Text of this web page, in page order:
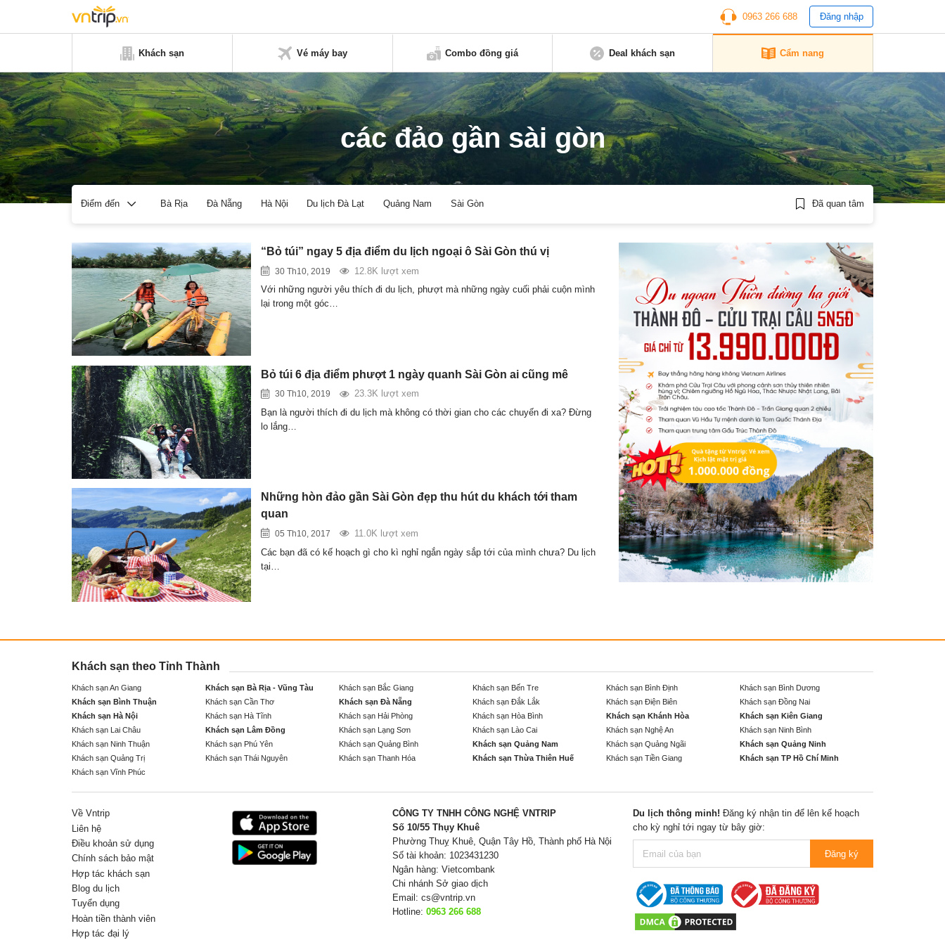
0963 266 688 Đăng nhập
Khách sạn Vé máy bay Combo đồng giá Deal khách sạn Cẩm nang
các đảo gần sài gòn
Điểm đến Bà Rịa Đà Nẵng Hà Nội Du lịch Đà Lạt Quảng Nam Sài Gòn Đã quan tâm
“Bỏ túi” ngay 5 địa điểm du lịch ngoại ô Sài Gòn thú vị
30 Th10, 2019
12.8K lượt xem
Với những người yêu thích đi du lịch, phượt mà những ngày cuối phải cuộn mình
lại trong một góc…
Bỏ túi 6 địa điểm phượt 1 ngày quanh Sài Gòn ai cũng mê
30 Th10, 2019
23.3K lượt xem
Bạn là người thích đi du lịch mà không có thời gian cho các chuyến đi xa? Đừng
lo lắng…
Những hòn đảo gần Sài Gòn đẹp thu hút du khách tới tham
quan
05 Th10, 2017
11.0K lượt xem
Các bạn đã có kế hoạch gì cho kì nghỉ ngắn ngày sắp tới của mình chưa? Du lịch
tại…
Khách sạn theo Tỉnh Thành
Khách sạn An Giang Khách sạn Bà Rịa - Vũng Tàu Khách sạn Bắc Giang Khách sạn Bến Tre Khách sạn Bình Định
Khách sạn Bình Dương
Khách sạn Bình Thuận
Khách sạn Cần Thơ Khách sạn Đà Nẵng Khách sạn Đắk Lắk Khách sạn Điện Biên
Khách sạn Đồng Nai
Khách sạn Hà Nội
Khách sạn Hà Tĩnh Khách sạn Hải Phòng Khách sạn Hòa Bình Khách sạn Khánh Hòa
Khách sạn Kiên Giang
Khách sạn Lai Châu
Khách sạn Lâm Đồng Khách sạn Lạng Sơn Khách sạn Lào Cai Khách sạn Nghệ An
Khách sạn Ninh Bình
Khách sạn Ninh Thuận
Khách sạn Phú Yên Khách sạn Quảng Bình Khách sạn Quảng Nam Khách sạn Quảng Ngãi
Khách sạn Quảng Ninh
Khách sạn Quảng Trị
Khách sạn Thái Nguyên Khách sạn Thanh Hóa Khách sạn Thừa Thiên Huế Khách sạn Tiền Giang
Khách sạn TP Hồ Chí Minh
Khách sạn Vĩnh Phúc
Về Vntrip
Liên hệ
Điều khoản sử dụng
Chính sách bảo mật
Hợp tác khách sạn
Blog du lịch
Tuyển dụng
Hoàn tiền thành viên
Hợp tác đại lý
CÔNG TY TNHH CÔNG NGHỆ VNTRIP
Số 10/55 Thụy Khuê
Phường Thuỵ Khuê, Quận Tây Hồ, Thành phố Hà Nội
Số tài khoản: 1023431230
Ngân hàng: Vietcombank
Chi nhánh Sở giao dịch
Email: cs@vntrip.vn
Hotline: 0963 266 688
Du lịch thông minh! Đăng ký nhận tin để lên kế hoạch
cho kỳ nghỉ tới ngay từ bây giờ:
Đăng ký